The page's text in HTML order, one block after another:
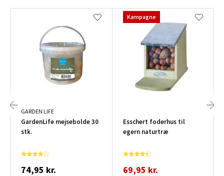
GARDEN LIFE
GardenLife mejsebolde 30
stk.
74,95 kr.
Kampagne
Esschert foderhus til
egern naturtræ
69,95 kr.